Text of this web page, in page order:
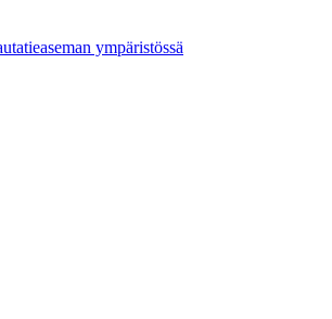
ympäristössä